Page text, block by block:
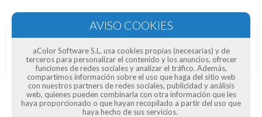
Opiniones de clientes
aColor Software S.L. usa cookies propias (necesarias) y de
terceros para personalizar el contenido y los anuncios, ofrecer
funciones de redes sociales y analizar el tráfico. Además,
compartimos información sobre el uso que haga del sitio web
con nuestros partners de redes sociales, publicidad y análisis
web, quienes pueden combinarla con otra información que les
haya proporcionado o que hayan recopilado a partir del uso que
haya hecho de sus servicios.